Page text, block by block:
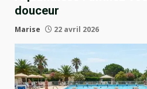
douceur
Marise 22 avril 2026